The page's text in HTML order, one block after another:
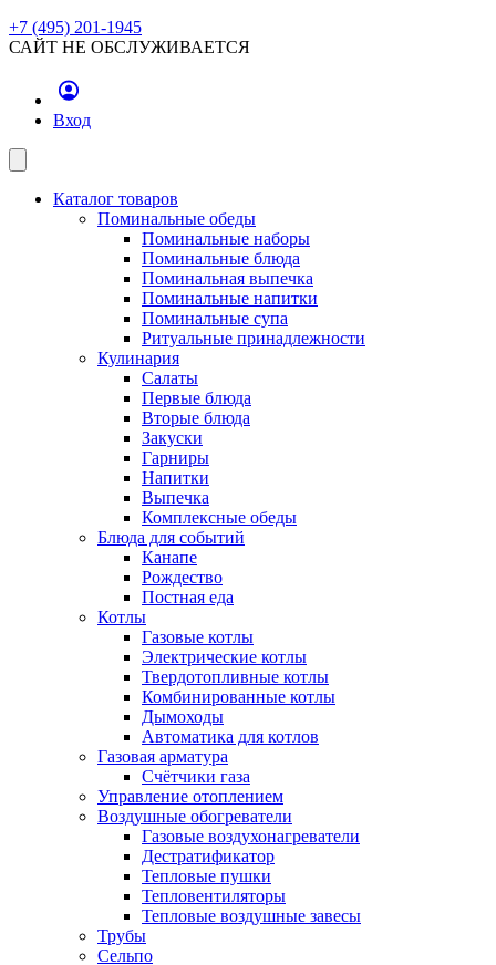
+7 (495) 201-1945
САЙТ НЕ ОБСЛУЖИВАЕТСЯ
Вход
Каталог товаров
Поминальные обеды
Поминальные наборы
Поминальные блюда
Поминальная выпечка
Поминальные напитки
Поминальные супа
Ритуальные принадлежности
Кулинария
Салаты
Первые блюда
Вторые блюда
Закуски
Гарниры
Напитки
Выпечка
Комплексные обеды
Блюда для событий
Канапе
Рождество
Постная еда
Котлы
Газовые котлы
Электрические котлы
Твердотопливные котлы
Комбинированные котлы
Дымоходы
Автоматика для котлов
Газовая арматура
Счётчики газа
Управление отоплением
Воздушные обогреватели
Газовые воздухонагреватели
Дестратификатор
Тепловые пушки
Тепловентиляторы
Тепловые воздушные завесы
Трубы
Сельпо